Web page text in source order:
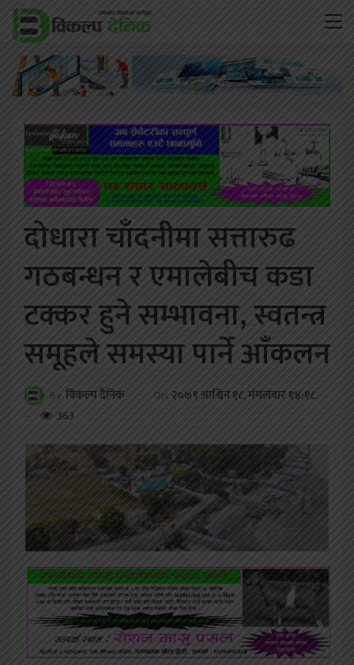
दोधारा चाँदनीमा सत्तारुढ
गठबन्धन र एमालेबीच कडा
टक्कर हुने सम्भावना, स्वतन्त्र
समूहले समस्या पार्ने आँकलन
By विकल्प दैनिक On २०७९ आश्विन १८, मंगलवार १४:१८
363